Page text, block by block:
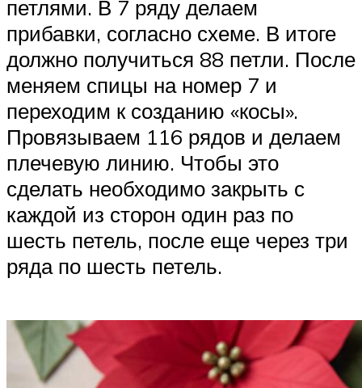
петлями. В 7 ряду делаем
прибавки, согласно схеме. В итоге
должно получиться 88 петли. После
меняем спицы на номер 7 и
переходим к созданию «косы».
Провязываем 116 рядов и делаем
плечевую линию. Чтобы это
сделать необходимо закрыть с
каждой из сторон один раз по
шесть петель, после еще через три
ряда по шесть петель.